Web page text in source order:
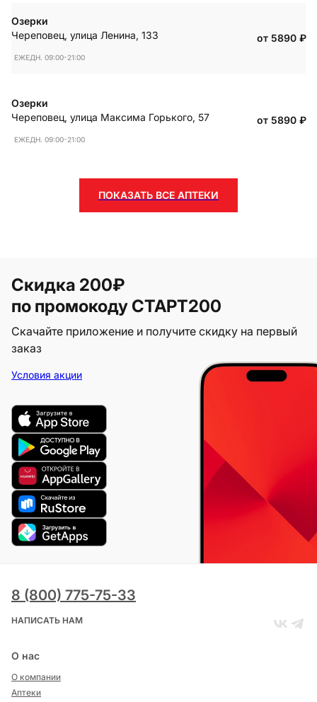
Озерки
Череповец, улица Ленина, 133
ЕЖЕДН. 09:00-21:00
от 5890 ₽
Озерки
Череповец, улица Максима Горького, 57
ЕЖЕДН. 09:00-21:00
от 5890 ₽
ПОКАЗАТЬ ВСЕ АПТЕКИ
Скидка 200₽
по промокоду СТАРТ200
Скачайте приложение и получите скидку на первый
заказ
Условия акции
8 (800) 775-75-33
НАПИСАТЬ НАМ
О нас
О компании
Аптеки